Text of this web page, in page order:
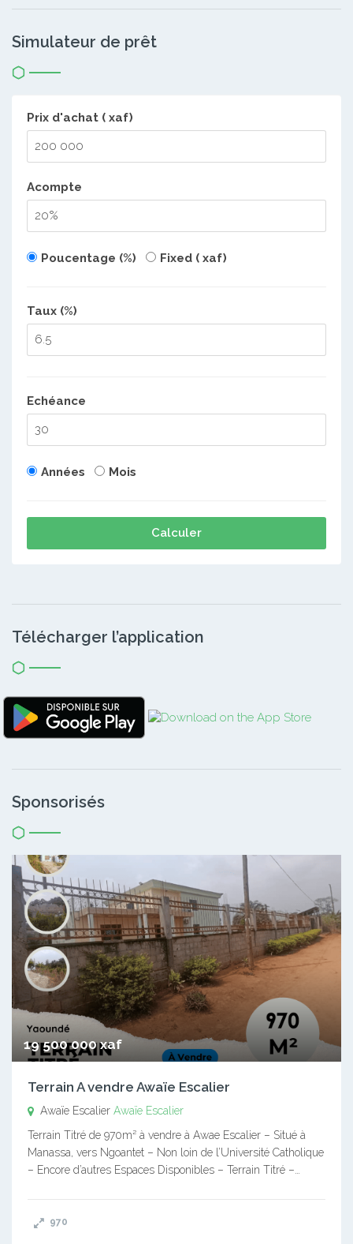
Simulateur de prêt
Prix d'achat ( xaf)
Acompte
Poucentage (%) Fixed ( xaf)
Taux (%)
Echéance
Années Mois
Calculer
Télécharger l’application
Sponsorisés
19 500 000 xaf
Terrain A vendre Awaïe Escalier
Awaïe Escalier Awaïe Escalier
Terrain Titré de 970m² à vendre à Awae Escalier – Situé à
Manassa, vers Ngoantet – Non loin de l’Université Catholique
– Encore d’autres Espaces Disponibles – Terrain Titré –…
970